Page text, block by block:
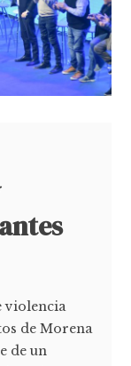
violencia
de Morena
de un